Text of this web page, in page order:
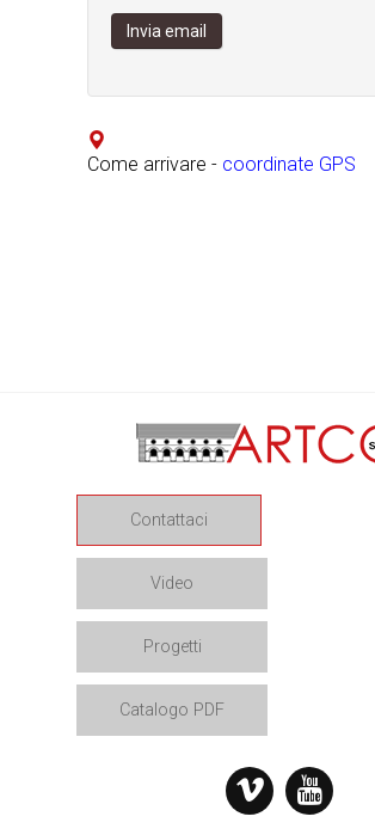
Invia email
Come arrivare - coordinate GPS
Contattaci
Video
Progetti
Catalogo PDF